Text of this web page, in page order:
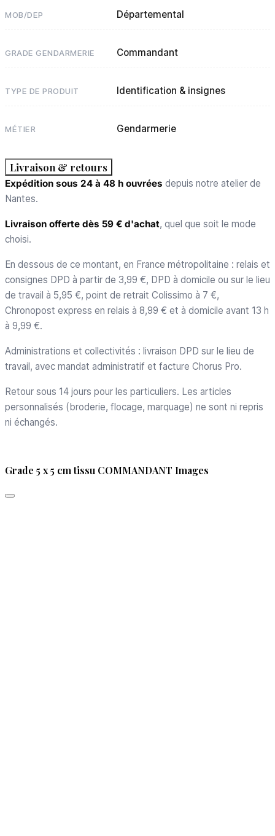
MOB/DEP Départemental
GRADE GENDARMERIE Commandant
TYPE DE PRODUIT Identification & insignes
MÉTIER Gendarmerie
Livraison & retours
Expédition sous 24 à 48 h ouvrées depuis notre atelier de
Nantes.
Livraison offerte dès 59 € d'achat, quel que soit le mode
choisi.
En dessous de ce montant, en France métropolitaine : relais et
consignes DPD à partir de 3,99 €, DPD à domicile ou sur le lieu
de travail à 5,95 €, point de retrait Colissimo à 7 €,
Chronopost express en relais à 8,99 € et à domicile avant 13 h
à 9,99 €.
Administrations et collectivités : livraison DPD sur le lieu de
travail, avec mandat administratif et facture Chorus Pro.
Retour sous 14 jours pour les particuliers. Les articles
personnalisés (broderie, flocage, marquage) ne sont ni repris
ni échangés.
Grade 5 x 5 cm tissu COMMANDANT Images